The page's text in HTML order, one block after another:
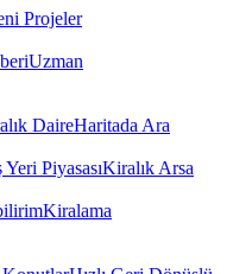
Projeler
Uzman
DaireHaritada Ara
PiyasasıKiralık Arsa
Kiralama